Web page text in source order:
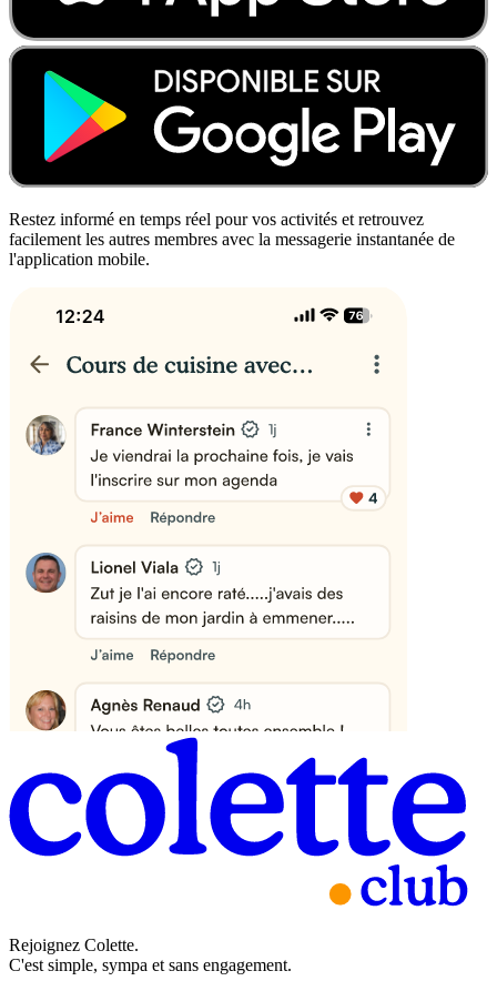
Restez informé en temps réel pour vos activités et retrouvez
facilement les autres membres avec la messagerie instantanée de
l'application mobile.
Rejoignez Colette.
C'est simple, sympa et sans engagement.